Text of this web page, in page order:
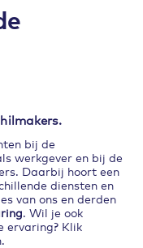
bij de
werkgever en bij de
Daarbij hoort een
diensten en
van ons en derden
. Wil je ook
ervaring? Klik
mentaal
die bij je past